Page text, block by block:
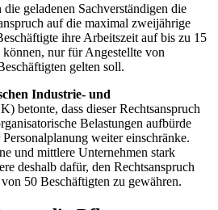
geladenen Sachverständigen die
auf die maximal zweijährige
ihre Arbeitszeit auf bis zu 15
nur für Angestellte von
gelten soll.
Industrie- und
betonte, dass dieser Rechtsanspruch
Belastungen aufbürde
weiter einschränke.
und mittlere Unternehmen stark
deshalb dafür, den Rechtsanspruch
50 Beschäftigten zu gewähren.